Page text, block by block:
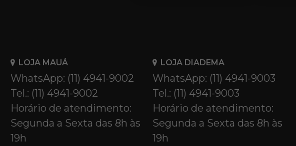
LOJA MAUÁ
WhatsApp: (11) 4941-9002
Tel.: (11) 4941-9002
Horário de atendimento:
Segunda a Sexta das 8h às
19h
LOJA DIADEMA
WhatsApp: (11) 4941-9003
Tel.: (11) 4941-9003
Horário de atendimento:
Segunda a Sexta das 8h às
19h